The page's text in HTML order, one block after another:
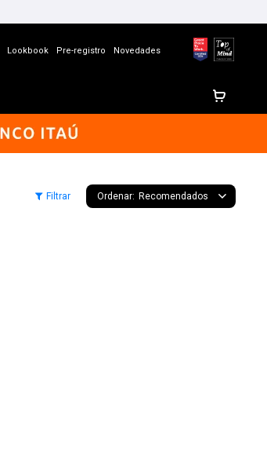
Lookbook Pre-registro Novedades
Recomendados